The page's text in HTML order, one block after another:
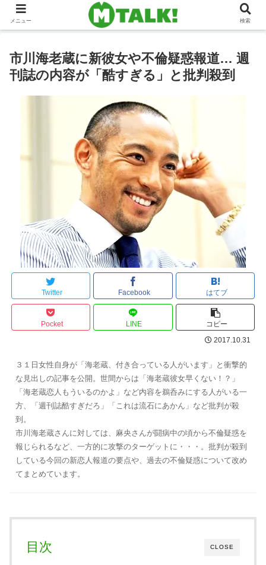
市川海老蔵に新彼女や不倫疑惑報道… 週
刊誌の内容が「酷すぎる」と批判殺到
Twitter Facebook はてブ
Pocket LINE コピー
2017.10.31
３１日女性自身が「海老蔵、付き合っている人がいます」と衝撃的
な見出しの記事を公開。世間からは「海老蔵彼女早くない！？」
「海老蔵恋人もういるのかよ」など内容を鵜呑みにする人がいる一
方、「週刊誌酷すぎだろ」「これは流石にあかん」など批判が殺
到。
市川海老蔵さんに対しては、麻央さんが闘病中の頃から不倫疑惑を
報じられるなど、一方的に攻撃のターゲットに・・・。批判が殺到
している今回の新恋人報道の要点や、過去の不倫疑惑について改め
てまとめています。
CLOSE
目次
メニュー 検索